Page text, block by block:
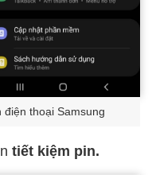
điện thoại Samsung
tiết kiệm pin.